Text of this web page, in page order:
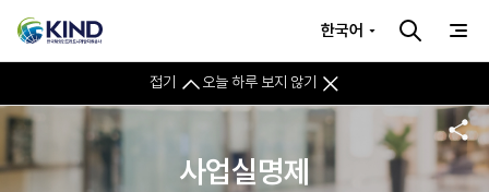
접기 오늘 하루 보지 않기
한국어
사업실명제